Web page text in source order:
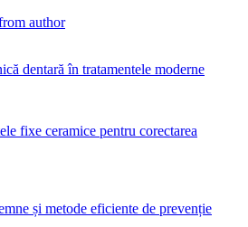
author
dentară în tratamentele moderne
fixe ceramice pentru corectarea
și metode eficiente de prevenție